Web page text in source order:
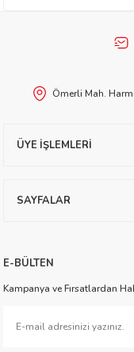
Ömerli Mah.
ÜYE İŞLEMLERİ
SAYFALAR
E-BÜLTEN
Kampanya ve Fırsatlardan